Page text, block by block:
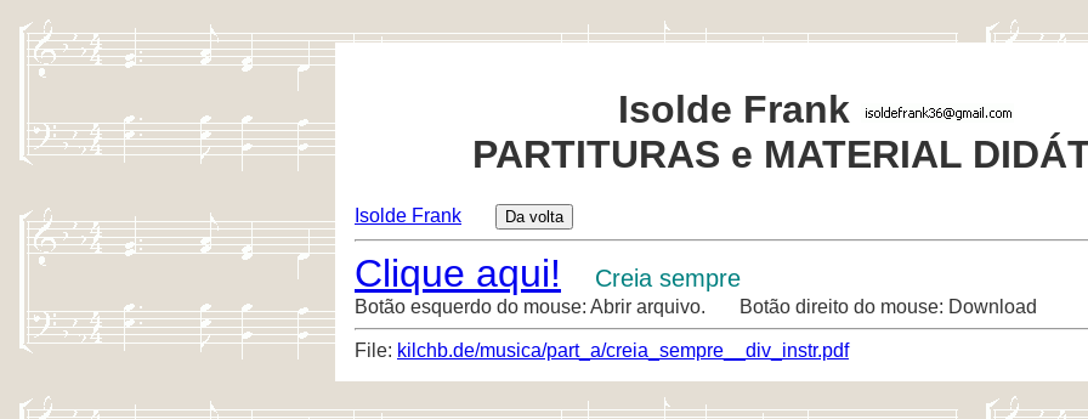
Isolde Frank
PARTITURAS e MATERIAL
Isolde Frank
Clique aqui! Creia sempre
Botão esquerdo do mouse: Abrir arquivo. Botão direito do mouse: Download
File: kilchb.de/musica/part_a/creia_sempre__div_instr.pdf